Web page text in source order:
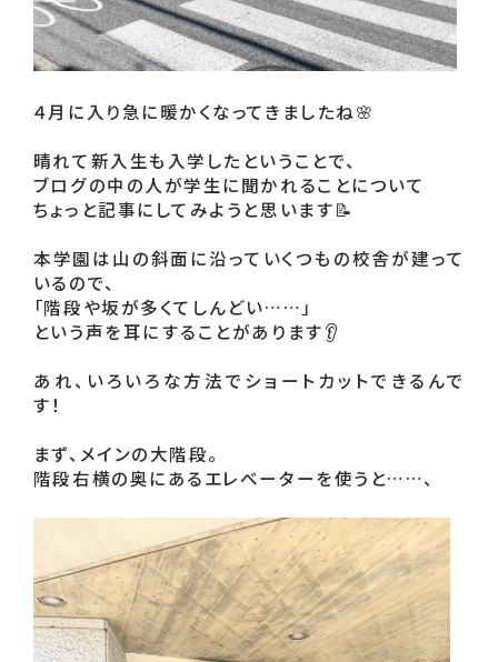
４月に入り急に暖かくなってきましたね🌸
晴れて新入生も入学したということで、
ブログの中の人が学生に聞かれることについて
ちょっと記事にしてみようと思います📝
本学園は山の斜面に沿っていくつもの校舎が建って
いるので、
「階段や坂が多くてしんどい……」
という声を耳にすることがあります👂
あれ、いろいろな方法でショートカットできるんで
す！
まず、メインの大階段。